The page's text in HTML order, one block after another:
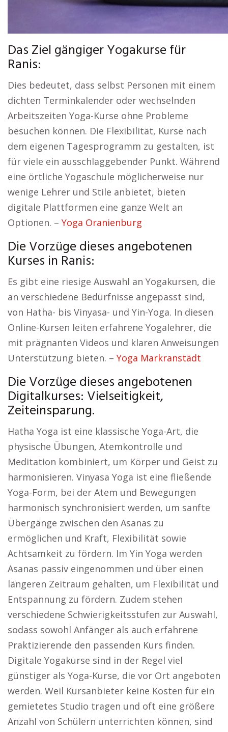
Das Ziel gängiger Yogakurse für
Ranis:
Dies bedeutet, dass selbst Personen mit einem
dichten Terminkalender oder wechselnden
Arbeitszeiten Yoga-Kurse ohne Probleme
besuchen können. Die Flexibilität, Kurse nach
dem eigenen Tagesprogramm zu gestalten, ist
für viele ein ausschlaggebender Punkt. Während
eine örtliche Yogaschule möglicherweise nur
wenige Lehrer und Stile anbietet, bieten
digitale Plattformen eine ganze Welt an
Optionen. – Yoga Oranienburg
Die Vorzüge dieses angebotenen
Kurses in Ranis:
Es gibt eine riesige Auswahl an Yogakursen, die
an verschiedene Bedürfnisse angepasst sind,
von Hatha- bis Vinyasa- und Yin-Yoga. In diesen
Online-Kursen leiten erfahrene Yogalehrer, die
mit prägnanten Videos und klaren Anweisungen
Unterstützung bieten. – Yoga Markranstädt
Die Vorzüge dieses angebotenen
Digitalkurses: Vielseitigkeit,
Zeiteinsparung.
Hatha Yoga ist eine klassische Yoga-Art, die
physische Übungen, Atemkontrolle und
Meditation kombiniert, um Körper und Geist zu
harmonisieren. Vinyasa Yoga ist eine fließende
Yoga-Form, bei der Atem und Bewegungen
harmonisch synchronisiert werden, um sanfte
Übergänge zwischen den Asanas zu
ermöglichen und Kraft, Flexibilität sowie
Achtsamkeit zu fördern. Im Yin Yoga werden
Asanas passiv eingenommen und über einen
längeren Zeitraum gehalten, um Flexibilität und
Entspannung zu fördern. Zudem stehen
verschiedene Schwierigkeitsstufen zur Auswahl,
sodass sowohl Anfänger als auch erfahrene
Praktizierende den passenden Kurs finden.
Digitale Yogakurse sind in der Regel viel
günstiger als Yoga-Kurse, die vor Ort angeboten
werden. Weil Kursanbieter keine Kosten für ein
gemietetes Studio tragen und oft eine größere
Anzahl von Schülern unterrichten können, sind